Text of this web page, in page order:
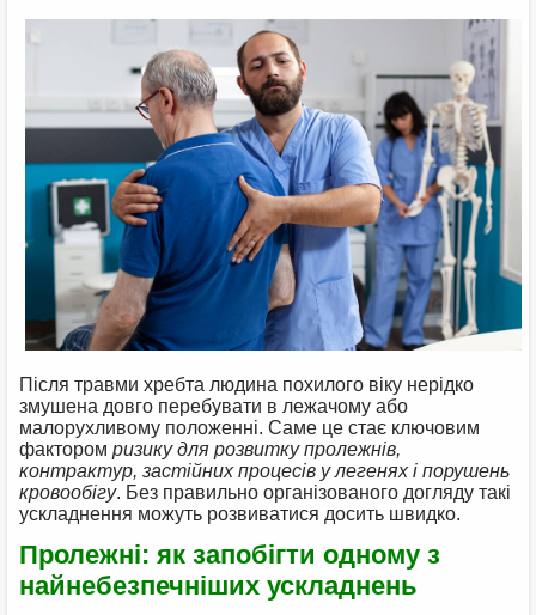
Після травми хребта людина похилого віку нерідко
змушена довго перебувати в лежачому або
малорухливому положенні. Саме це стає ключовим
факторомризику для розвитку пролежнів,
контрактур, застійних процесів у легенях і порушень
кровообігу. Без правильно організованого догляду такі
ускладнення можуть розвиватися досить швидко.
Пролежні: як запобігти одному з
найнебезпечніших ускладнень